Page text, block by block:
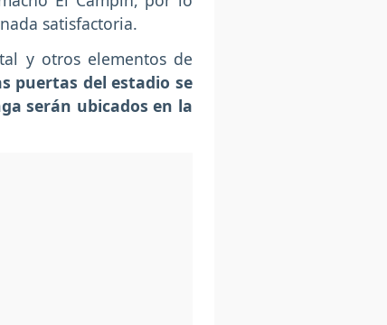
satisfactoria.
y otros elementos de
puertas del estadio se
serán ubicados en la